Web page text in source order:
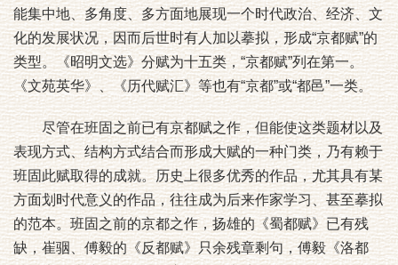
能集中地、多角度、多方面地展现一个时代政治、经济、文
化的发展状况，因而后世时有人加以摹拟，形成“京都赋”的
类型。《昭明文选》分赋为十五类，“京都赋”列在第一。
《文苑英华》、《历代赋汇》等也有“京都”或“都邑”一类。
尽管在班固之前已有京都赋之作，但能使这类题材以及
表现方式、结构方式结合而形成大赋的一种门类，乃有赖于
班固此赋取得的成就。历史上很多优秀的作品，尤其具有某
方面划时代意义的作品，往往成为后来作家学习、甚至摹拟
的范本。班固之前的京都之作，扬雄的《蜀都赋》已有残
缺，崔骃、傅毅的《反都赋》只余残章剩句，傅毅《洛都